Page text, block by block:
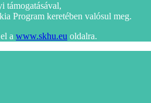
támogatásával,
Program keretében valósul meg.
a www.skhu.eu oldalra.